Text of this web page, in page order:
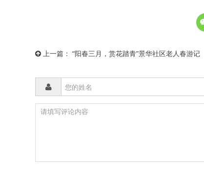
上一篇： “阳春三月，赏花踏青”景华社区老人春游记